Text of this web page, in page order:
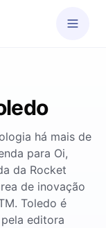
há mais de
para Oi,
da Rocket
de inovação
Toledo é
editora